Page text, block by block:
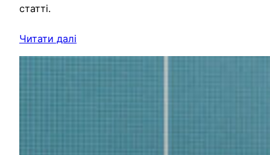
статті.
Читати далі